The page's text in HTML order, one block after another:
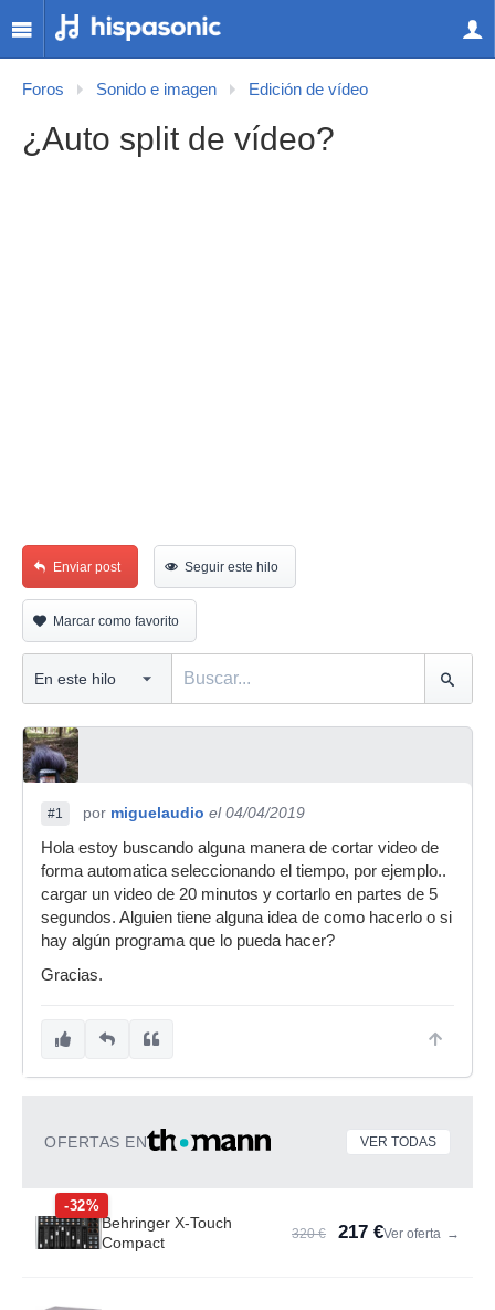
Foros Sonido e imagen Edición de vídeo
¿Auto split de vídeo?
Enviar post Seguir este hilo
Marcar como favorito
#1 por miguelaudio el 04/04/2019
Hola estoy buscando alguna manera de cortar video de
forma automatica seleccionando el tiempo, por ejemplo..
cargar un video de 20 minutos y cortarlo en partes de 5
segundos. Alguien tiene alguna idea de como hacerlo o si
hay algún programa que lo pueda hacer?
Gracias.
OFERTAS EN VER TODAS
-32%
Behringer X-Touch
Compact
320 € 217 €Ver oferta →